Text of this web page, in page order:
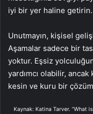
iyi bir yer haline getirin.
Unutmayın, kişisel
Aşamalar sadece bir
yoktur. Eşsiz
yardımcı olabilir,
kesin ve kuru bir
Kaynak: Katina Tarver. “What